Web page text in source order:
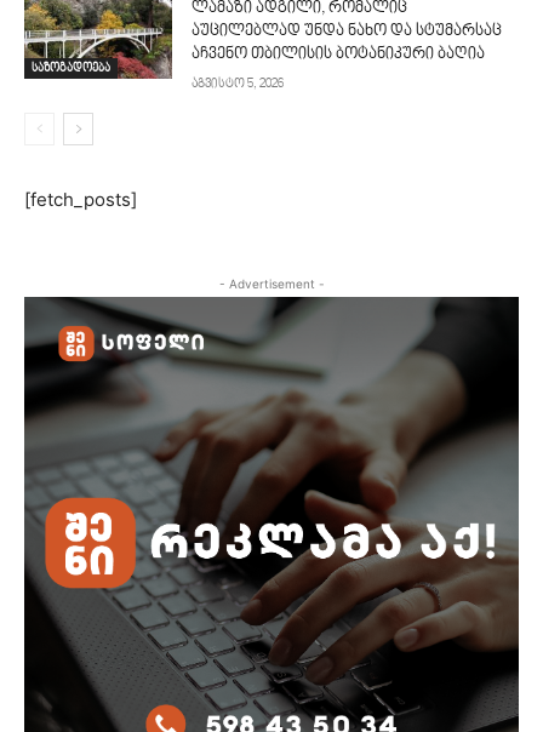
საზოგადოება
ლამაზი ადგილი, რომალიც
აუცილებლად უნდა ნახო და სტუმარსაც
აჩვენო თბილისის ბოტანიკური ბაღია
აგვისტო 5, 2026
[fetch_posts]
- Advertisement -